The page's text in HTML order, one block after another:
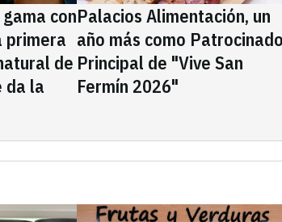
con
primera
de
da la
Palacios Alimentación, un
año más como
Principal de "Vive San
Fermín 2026"